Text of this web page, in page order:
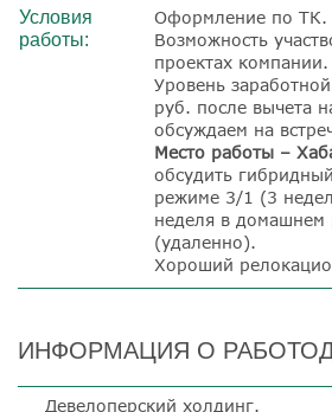
Условия
работы:
Оформление по ТК.
Возможность
проектах компании.
Уровень
руб. после вычета
обсуждаем на
Место работы –
обсудить
режиме 3/1 (3
неделя в домашнем
(удаленно).
Хороший
ИНФОРМАЦИЯ О
Девелоперский холдинг.